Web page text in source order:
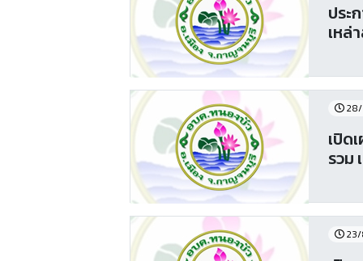
ประ
เหล่
28/
เปิด
รวม
23/